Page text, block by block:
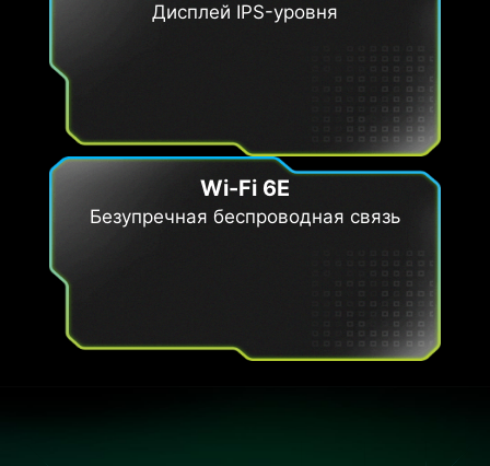
Дисплей IPS-уровня
Wi-Fi 6E
Безупречная беспроводная связь